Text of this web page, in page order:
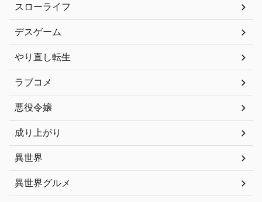
スローライフ
デスゲーム
やり直し転生
ラブコメ
悪役令嬢
成り上がり
異世界
異世界グルメ